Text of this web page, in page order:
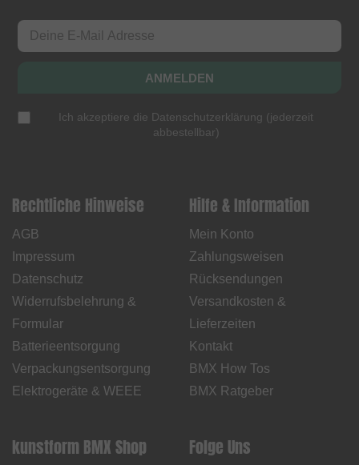
ANMELDEN
Ich akzeptiere die Datenschutzerklärung (jederzeit
abbestellbar)
Rechtliche Hinweise
AGB
Impressum
Datenschutz
Widerrufsbelehrung &
Formular
Batterieentsorgung
Verpackungsentsorgung
Elektrogeräte & WEEE
Hilfe & Information
Mein Konto
Zahlungsweisen
Rücksendungen
Versandkosten &
Lieferzeiten
Kontakt
BMX How Tos
BMX Ratgeber
kunstform BMX Shop Folge Uns